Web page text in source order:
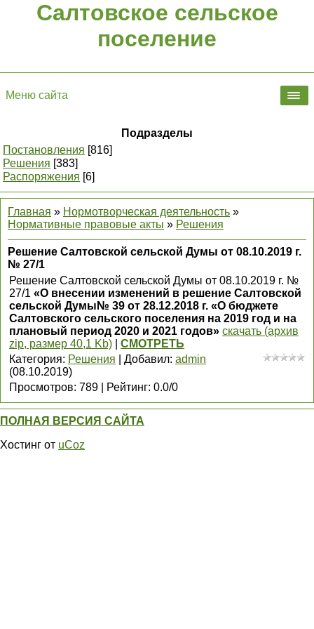
Салтовское сельское
поселение
Меню сайта
Подразделы
Постановления [816]
Решения [383]
Распоряжения [6]
Главная » Нормотворческая деятельность »
Нормативные правовые акты » Решения
Решение Салтовской сельской Думы от 08.10.2019 г.
№ 27/1
Решение Салтовской сельской Думы от 08.10.2019 г. №
27/1 «О внесении изменений в решение Салтовской
сельской Думы№ 39 от 28.12.2018 г. «О бюджете
Салтовского сельского поселения на 2019 год и на
плановый период 2020 и 2021 годов» скачать (архив
zip, размер 40,1 Kb)
СМОТРЕТЬ
Категория: Решения Добавил: admin
(08.10.2019)
Просмотров: 789 Рейтинг: 0.0/0
ПОЛНАЯ ВЕРСИЯ САЙТА
Хостинг от uCoz